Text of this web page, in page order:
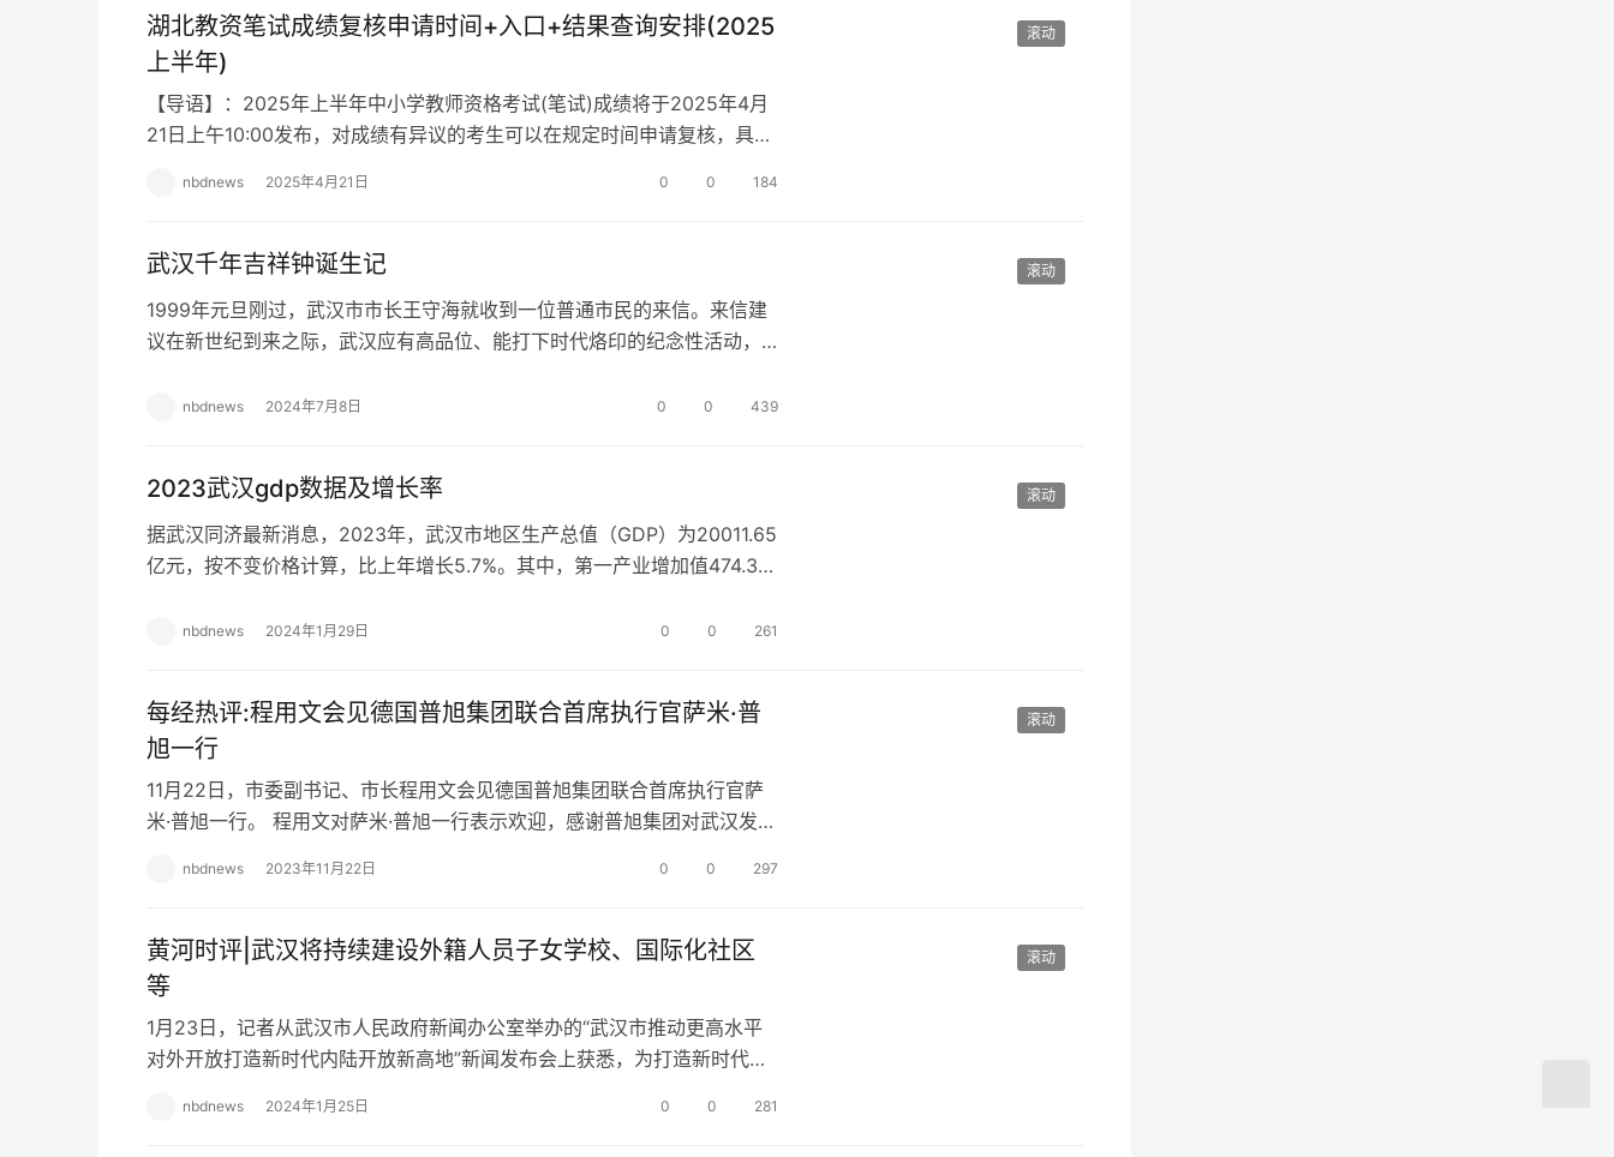
滚动
湖北教资笔试成绩复核申请时间+入口+结果查询安排(2025
上半年)
【导语】：2025年上半年中小学教师资格考试(笔试)成绩将于2025年4月
21日上午10:00发布，对成绩有异议的考生可以在规定时间申请复核，具体
nbdnews 2025年4月21日 0 0 184
滚动
武汉千年吉祥钟诞生记
1999年元旦刚过，武汉市市长王守海就收到一位普通市民的来信。来信建
议在新世纪到来之际，武汉应有高品位、能打下时代烙印的纪念性活动，
nbdnews 2024年7月8日 0 0 439
滚动
2023武汉gdp数据及增长率
据武汉同济最新消息，2023年，武汉市地区生产总值（GDP）为20011.65
亿元，按不变价格计算，比上年增长5.7%。其中，第一产业增加值474.38
nbdnews 2024年1月29日 0 0 261
滚动
每经热评:程用文会见德国普旭集团联合首席执行官萨米·普
旭一行
11月22日，市委副书记、市长程用文会见德国普旭集团联合首席执行官萨
米·普旭一行。 程用文对萨米·普旭一行表示欢迎，感谢普旭集团对武汉发展
nbdnews 2023年11月22日 0 0 297
滚动
黄河时评|武汉将持续建设外籍人员子女学校、国际化社区
等
1月23日，记者从武汉市人民政府新闻办公室举办的“武汉市推动更高水平
对外开放打造新时代内陆开放新高地”新闻发布会上获悉，为打造新时代内
nbdnews 2024年1月25日 0 0 281